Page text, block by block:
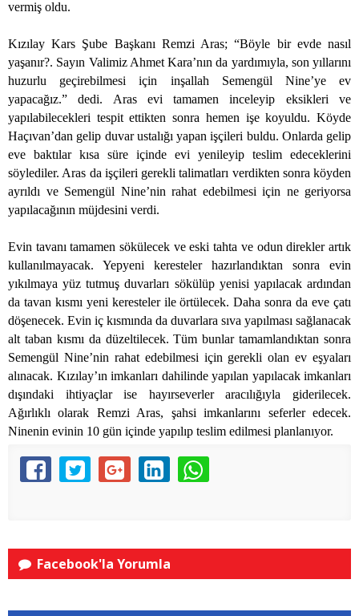
vermiş oldu.
Kızılay Kars Şube Başkanı Remzi Aras; “Böyle bir evde nasıl
yaşanır?. Sayın Valimiz Ahmet Kara’nın da yardımıyla, son yıllarını
huzurlu geçirebilmesi için inşallah Semengül Nine’ye ev
yapacağız.” dedi. Aras evi tamamen inceleyip eksikleri ve
yapılabilecekleri tespit ettikten sonra hemen işe koyuldu. Köyde
Haçıvan’dan gelip duvar ustalığı yapan işçileri buldu. Onlarda gelip
eve baktılar kısa süre içinde evi yenileyip teslim edeceklerini
söylediler. Aras da işçileri gerekli talimatları verdikten sonra köyden
ayrıldı ve Semengül Nine’nin rahat edebilmesi için ne geriyorsa
yapılacağının müjdesini verdi.
Evin tavanı tamamen sökülecek ve eski tahta ve odun direkler artık
kullanılmayacak. Yepyeni keresteler hazırlandıktan sonra evin
yıkılmaya yüz tutmuş duvarları sökülüp yenisi yapılacak ardından
da tavan kısmı yeni keresteler ile örtülecek. Daha sonra da eve çatı
döşenecek. Evin iç kısmında da duvarlara sıva yapılması sağlanacak
alt taban kısmı da düzeltilecek. Tüm bunlar tamamlandıktan sonra
Semengül Nine’nin rahat edebilmesi için gerekli olan ev eşyaları
alınacak. Kızılay’ın imkanları dahilinde yapılan yapılacak imkanları
dışındaki ihtiyaçlar ise hayırseverler aracılığıyla giderilecek.
Ağırlıklı olarak Remzi Aras, şahsi imkanlarını seferler edecek.
Ninenin evinin 10 gün içinde yapılıp teslim edilmesi planlanıyor.
Facebook'la Yorumla